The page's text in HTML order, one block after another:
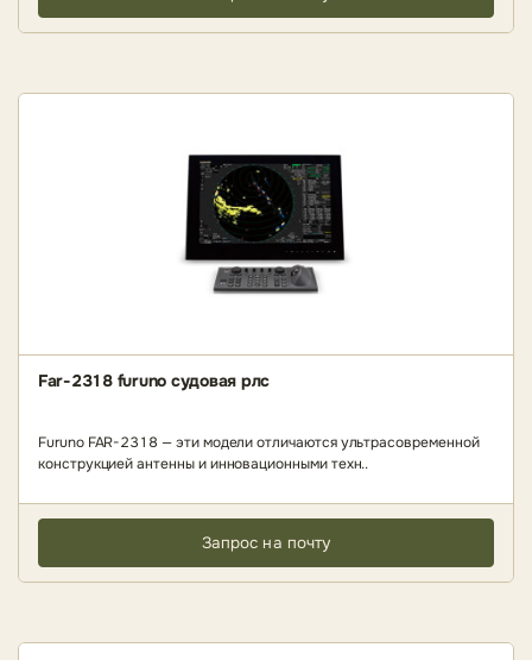
Far-2318 furuno судовая рлс
Furuno FAR-2318 — эти модели отличаются ультрасовременной
конструкцией антенны и инновационными техн..
Запрос на почту